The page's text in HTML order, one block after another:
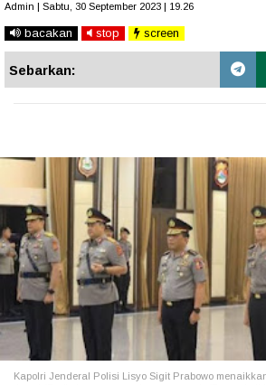
Admin | Sabtu, 30 September 2023 | 19.26
bacakan stop screen
Sebarkan:
Kapolri Jenderal Polisi Lisyo Sigit Prabowo